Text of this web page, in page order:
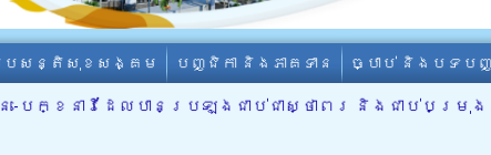
បសន្តិសុខសង្គម បញ្ជិកា និងភាគទាន ច្បាប់ និងបទបញ្
-បេក្ខនារីដែលបានប្រឡងជាប់ជាស្ថាពរ និងជាប់បម្